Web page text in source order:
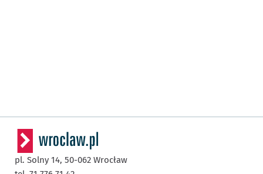
pl. Solny 14, 50-062 Wrocław